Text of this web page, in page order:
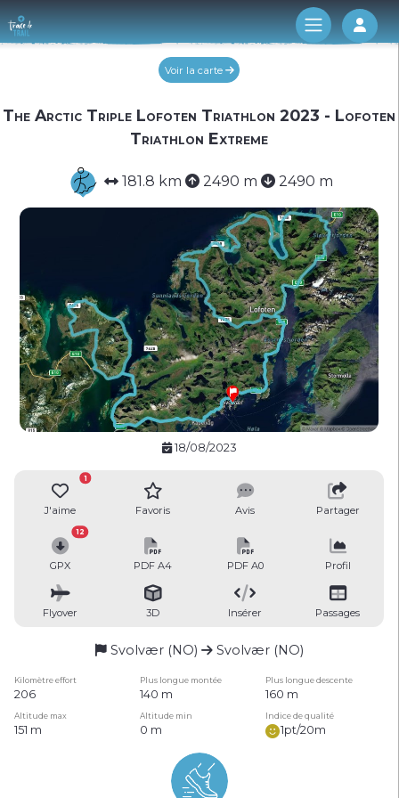
Log
Voir la carte
The Arctic Triple Lofoten Triathlon 2023 - Lofoten
Triathlon Extreme
181.8 km 2490 m 2490 m
18/08/2023
J'aime
1
Favoris Avis Partager
GPX
12
PDF A4 PDF A0 Profil
Flyover 3D Insérer Passages
Svolvær (NO) Svolvær (NO)
Kilomètre effort Plus longue montée Plus longue descente
206 140 m 160 m
Altitude max Altitude min Indice de qualité
151 m 0 m 1pt/20m